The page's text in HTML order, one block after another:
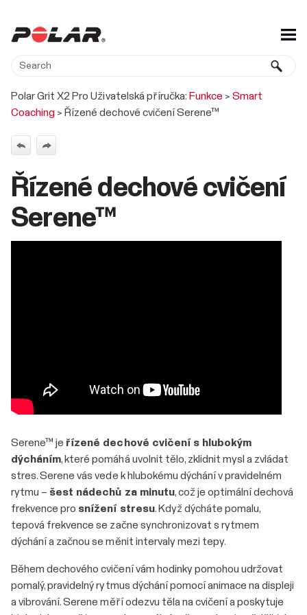
Skip To Main Content
Polar Grit X2 Pro Uživatelská příručka: Funkce >Smart
Coaching > Řízené dechové cvičení Serene™
Řízené dechové cvičení
Serene™
​​Serene™ je řízené dechové cvičení s hlubokým
dýcháním, které pomáhá uvolnit tělo, zklidnit mysl a zvládat
stres. Serene vás vede k hlubokému dýchání v pravidelném
rytmu – šest nádechů za minutu, což je optimální dechová
frekvence pro snížení stresu. Když dýcháte pomalu,
tepová frekvence se začne synchronizovat s rytmem
dýchání a začnou se měnit intervaly mezi tepy.
Během dechového cvičení vám hodinky pomohou udržovat
pomalý, pravidelný rytmus dýchání pomocí animace na displeji
a vibrování. Serene měří odezvu těla na cvičení a poskytuje